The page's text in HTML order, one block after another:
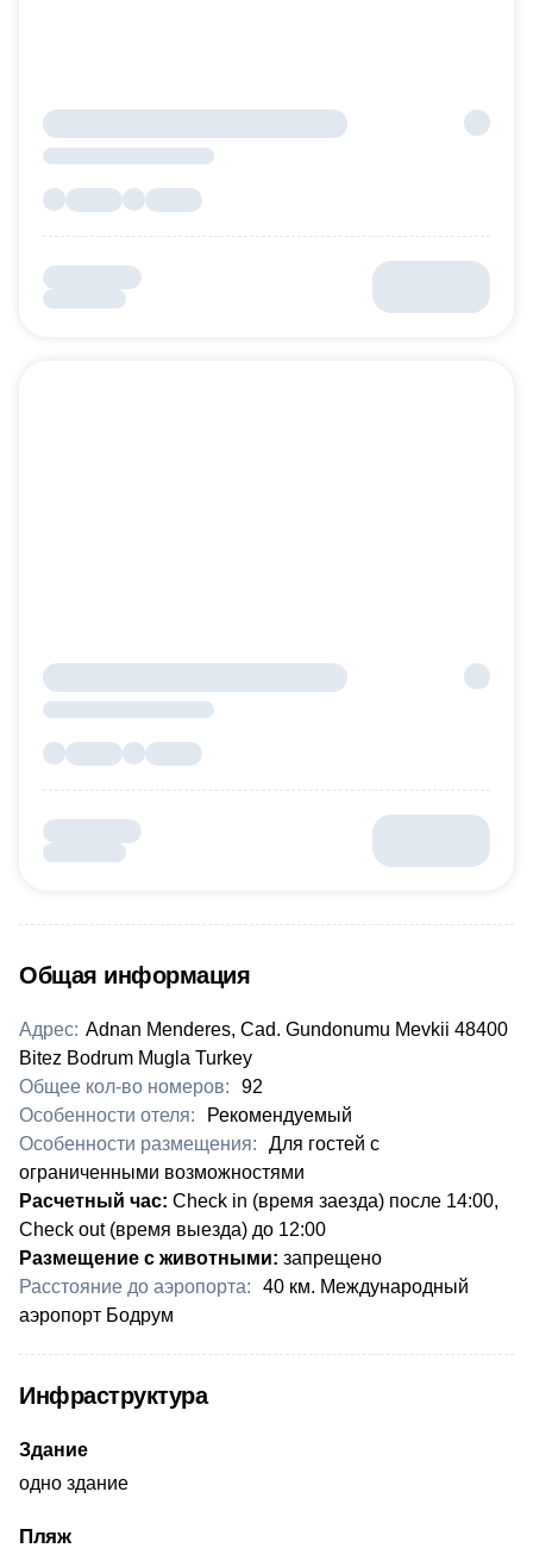
Общая информация
Адрес: Adnan Menderes, Cad. Gundonumu Mevkii 48400
Bitez Bodrum Mugla Turkey
Общее кол-во номеров:
92
Особенности отеля:
Рекомендуемый
Особенности размещения:
Для гостей с
ограниченными возможностями
​Расчетный час: Check in (время заезда) после 14:00,
Check out (время выезда) до 12:00
Размещение с животными: запрещено
Расстояние до аэропорта:
40 км. Международный
аэропорт Бодрум
Инфраструктура
Здание
одно здание
Пляж